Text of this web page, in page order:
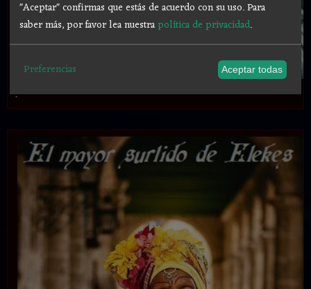
.
"Aceptar" confirmas que estás de acuerdo con su uso.Para
saber más, por favor lea nuestrapolítica de privacidad.
Preferencias Aceptar todas